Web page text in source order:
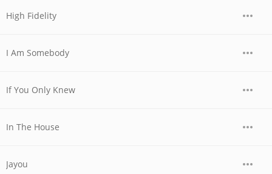
High Fidelity
I Am Somebody
If You Only Knew
In The House
Jayou